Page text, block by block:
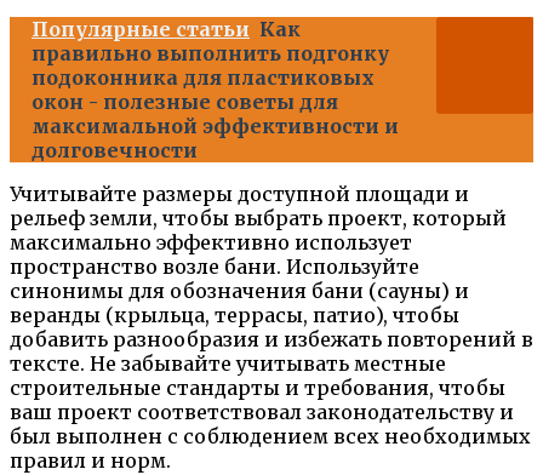
Популярные статьи Как
правильно выполнить подгонку
подоконника для пластиковых
окон - полезные советы для
максимальной эффективности и
долговечности
Учитывайте размеры доступной площади и
рельеф земли, чтобы выбрать проект, который
максимально эффективно использует
пространство возле бани. Используйте
синонимы для обозначения бани (сауны) и
веранды (крыльца, террасы, патио), чтобы
добавить разнообразия и избежать повторений в
тексте. Не забывайте учитывать местные
строительные стандарты и требования, чтобы
ваш проект соответствовал законодательству и
был выполнен с соблюдением всех необходимых
правил и норм.